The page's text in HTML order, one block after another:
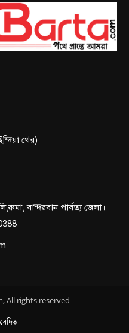
থের)
বান্দরবান পার্বত্য জেলা।
All rights reserved